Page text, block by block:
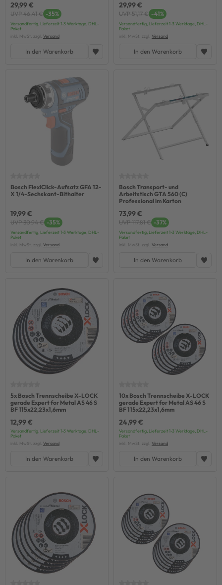
29,99 €
UVP 46,41 € -35%
Versandfertig, Lieferzeit 1-3 Werktage, DHL-
Paket
inkl. MwSt. zzgl. Versand
In den Warenkorb
29,99 €
UVP 51,17 € -41%
Versandfertig, Lieferzeit 1-3 Werktage, DHL-
Paket
inkl. MwSt. zzgl. Versand
In den Warenkorb
Bosch FlexiClick-Aufsatz GFA 12-
X 1/4-Sechskant-Bithalter
19,99 €
UVP 30,94 € -35%
Versandfertig, Lieferzeit 1-3 Werktage, DHL-
Paket
inkl. MwSt. zzgl. Versand
In den Warenkorb
Bosch Transport- und
Arbeitstisch GTA 560 (C)
Professional im Karton
73,99 €
UVP 117,81 € -37%
Versandfertig, Lieferzeit 1-3 Werktage, DHL-
Paket
inkl. MwSt. zzgl. Versand
In den Warenkorb
5x Bosch Trennscheibe X-LOCK
gerade Expert for Metal AS 46 S
BF 115x22,23x1,6mm
12,99 €
Versandfertig, Lieferzeit 1-3 Werktage, DHL-
Paket
inkl. MwSt. zzgl. Versand
In den Warenkorb
10x Bosch Trennscheibe X-LOCK
gerade Expert for Metal AS 46 S
BF 115x22,23x1,6mm
24,99 €
Versandfertig, Lieferzeit 1-3 Werktage, DHL-
Paket
inkl. MwSt. zzgl. Versand
In den Warenkorb